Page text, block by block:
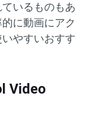
いるものもあ
に動画にアク
やすいおすす
Video